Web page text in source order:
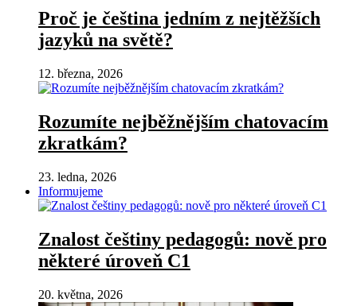
Proč je čeština jedním z nejtěžších
jazyků na světě?
12. března, 2026
Rozumíte nejběžnějším chatovacím
zkratkám?
23. ledna, 2026
Informujeme
Znalost češtiny pedagogů: nově pro
některé úroveň C1
20. května, 2026